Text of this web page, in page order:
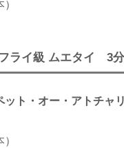
）
ライ級 ムエタイ 3
ット・オー・アトチャ
）